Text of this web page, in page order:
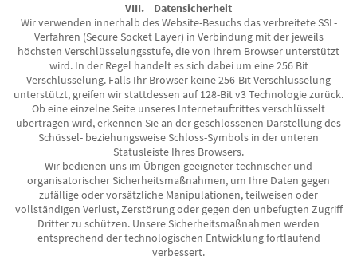
VIII. Datensicherheit
Wir verwenden innerhalb des Website-Besuchs das verbreitete SSL-
Verfahren (Secure Socket Layer) in Verbindung mit der jeweils
höchsten Verschlüsselungsstufe, die von Ihrem Browser unterstützt
wird. In der Regel handelt es sich dabei um eine 256 Bit
Verschlüsselung. Falls Ihr Browser keine 256-Bit Verschlüsselung
unterstützt, greifen wir stattdessen auf 128-Bit v3 Technologie zurück.
Ob eine einzelne Seite unseres Internetauftrittes verschlüsselt
übertragen wird, erkennen Sie an der geschlossenen Darstellung des
Schüssel- beziehungsweise Schloss-Symbols in der unteren
Statusleiste Ihres Browsers.
Wir bedienen uns im Übrigen geeigneter technischer und
organisatorischer Sicherheitsmaßnahmen, um Ihre Daten gegen
zufällige oder vorsätzliche Manipulationen, teilweisen oder
vollständigen Verlust, Zerstörung oder gegen den unbefugten Zugriff
Dritter zu schützen. Unsere Sicherheitsmaßnahmen werden
entsprechend der technologischen Entwicklung fortlaufend
verbessert.